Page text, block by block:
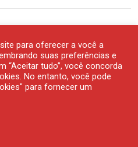
para oferecer a você a
suas preferências e
“Aceitar tudo”, você concorda
No entanto, você pode
para fornecer um